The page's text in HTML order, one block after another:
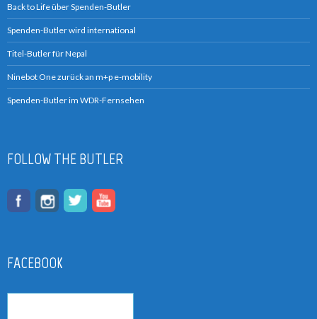
Back to Life über Spenden-Butler
Spenden-Butler wird international
Titel-Butler für Nepal
Ninebot One zurück an m+p e-mobility
Spenden-Butler im WDR-Fernsehen
FOLLOW THE BUTLER
FACEBOOK